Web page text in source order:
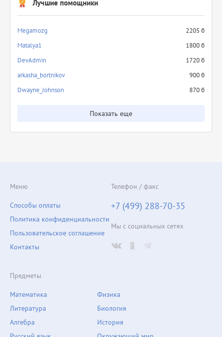
Лучшие помощники
Megamozg
2205 б
Matalya1
1800 б
DevAdmin
1720 б
arkasha_bortnikov
900 б
Dwayne_Johnson
870 б
Показать еще
Предметы
Математика
Литература
Алгебра
Физика
Биология
История
Меню
Способы оплаты
Политика конфиденциальности
Пользовательское соглашение
Контакты
Телефон / факс
+7 (499) 288-70-35
Мы с социальных сетях